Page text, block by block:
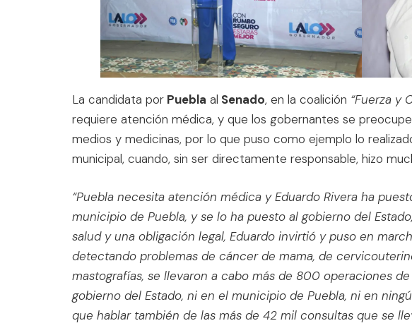
La candidata por Puebla al Senado, en la coalición “Fuerza y
requiere atención médica, y que los gobernantes se
medios y medicinas, por lo que puso como ejemplo lo
municipal, cuando, sin ser directamente responsable, hizo
“Puebla necesita atención médica y Eduardo Rivera ha
municipio de Puebla, y se lo ha puesto al gobierno del
salud y una obligación legal, Eduardo invirtió y puso en
detectando problemas de cáncer de mama, de
mastografías, se llevaron a cabo más de 800 operaciones
gobierno del Estado, ni en el municipio de Puebla, ni en
que hablar también de las más de 42 mil consultas que se